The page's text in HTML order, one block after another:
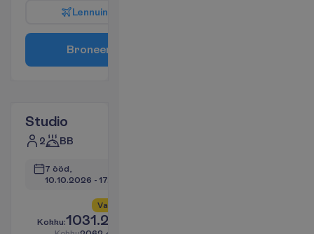
Lennuin
Broneer
Studio
2 BB
7 ööd,
10.10.2026 - 17.10.2026
Va
Kokku:1031.20